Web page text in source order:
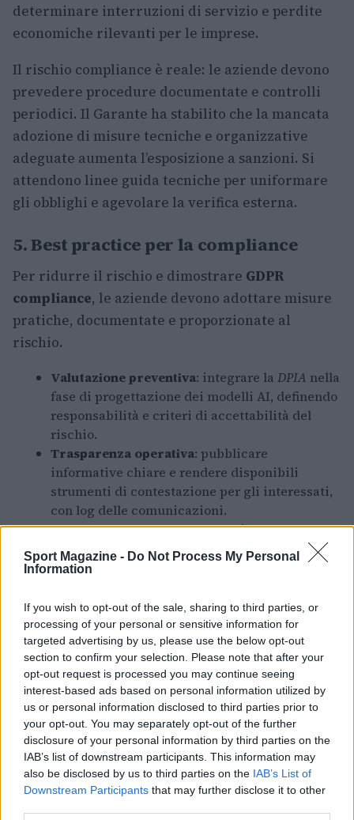
Sport Magazine - Do Not Process My Personal
Information
If you wish to opt-out of the sale, sharing to third parties, or
processing of your personal or sensitive information for
targeted advertising by us, please use the below opt-out
section to confirm your selection. Please note that after your
opt-out request is processed you may continue seeing
interest-based ads based on personal information utilized by
us or personal information disclosed to third parties prior to
your opt-out. You may separately opt-out of the further
disclosure of your personal information by third parties on the
IAB’s list of downstream participants. This information may
also be disclosed by us to third parties on the IAB’s List of
Downstream Participants that may further disclose it to other
determinare interruzioni di servizio e perdite
economiche rilevanti per le imprese.
Il rischio compliance è reale: le aziende devono
prevedere procedure documentate e controlli
periodici. Il Garante ha stabilito che la mancata
adozione di misure tecniche e organizzative
adeguate aumenta l’esposizione a sanzioni. Si
attendono linee guida tecniche per uniformare
gli obblighi e agevolare la verifica esterna.
5. Best practice per la compliance
Per ridurre il rischio e dimostrare GDPR
compliance, le aziende devono adottare misure
pratiche, documentate e proporzionate al
rischio.
Valutazione preventiva: integrare la DPIA nella
fase di progettazione dei modelli AI, definendo
responsabilità e criteri di accettabilità del
rischio.
Trasparenza operativa: pubblicare
informative chiare e rendere disponibili
strumenti di contestazione per gli interessati,
con log delle comunicazioni.
Monitoraggio continuo: eseguire test
periodici per bias e drift, conservare log delle
decisioni automatizzate e registrare le
Coinvolgere il DPO: attribuire aldata protection
officerun ruolo attivo nelle valutazioni dei
rischi e nelle revisioni tecniche.
Formazione: aggiornare regolarmente i team
tecnici e business sui requisiti didata
protection e sulle implicazioni legali delle
scelte progettuali.
RegTech: adottare soluzioni RegTech per
automatizzare il monitoraggio, la gestione
delle DPIA e le richieste degli interessati,
garantendo tracciabilità.